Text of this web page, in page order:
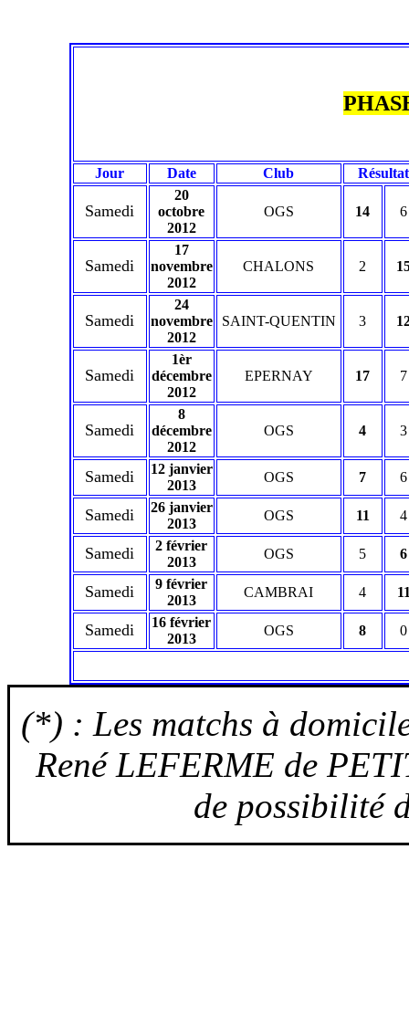
Jour Date Club Résultat
Samedi
20
octobre
2012
OGS 14 6
Samedi
17
novembre
2012
CHALONS 2
Samedi
24
novembre
2012
SAINT-QUENTIN 3
Samedi
1èr
décembre
2012
EPERNAY 17 7
Samedi
8
décembre
2012
OGS 4 3
Samedi
12 janvier
2013
OGS 7 6
Samedi
26 janvier
2013
OGS 11 4
Samedi
2 février
2013
OGS 5 6
Samedi
9 février
2013
CAMBRAI 4
Samedi
16 février
2013
OGS 8 0
(*) : Les matchs à
René LEFERME de
de possibilité